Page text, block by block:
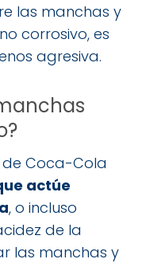
las manchas y
corrosivo, es
agresiva.
Coca-Cola
actúe
, o incluso
de la
las manchas y